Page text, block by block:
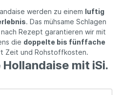
werden zu einem luftig
. Das mühsame Schlagen
Rezept garantieren wir mit
die doppelte bis fünffache
Zeit und Rohstoffkosten.
mit iSi.